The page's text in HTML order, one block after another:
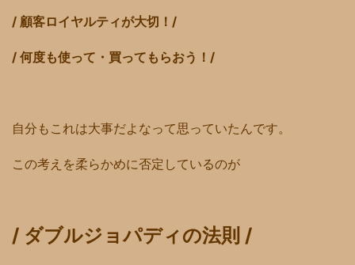
/ 顧客ロイヤルティが大切！/
/ 何度も使って・買って もらおう！/
自分もこれは大事だよなって思っていたんです。
この考えを柔らかめに否定しているのが
/ ダブルジョパディの法則 /